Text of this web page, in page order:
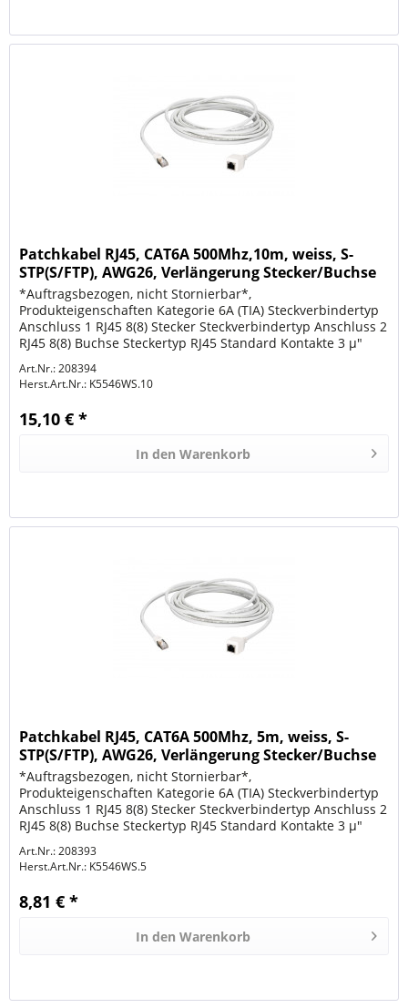
Patchkabel RJ45, CAT6A 500Mhz,10m, weiss, S-
STP(S/FTP), AWG26, Verlängerung Stecker/Buchse
*Auftragsbezogen, nicht Stornierbar*,
Produkteigenschaften Kategorie 6A (TIA) Steckverbindertyp
Anschluss 1 RJ45 8(8) Stecker Steckverbindertyp Anschluss 2
RJ45 8(8) Buchse Steckertyp RJ45 Standard Kontakte 3 µ"
Art.Nr.: 208394
Herst.Art.Nr.: K5546WS.10
15,10 € *
In den Warenkorb
Patchkabel RJ45, CAT6A 500Mhz, 5m, weiss, S-
STP(S/FTP), AWG26, Verlängerung Stecker/Buchse
*Auftragsbezogen, nicht Stornierbar*,
Produkteigenschaften Kategorie 6A (TIA) Steckverbindertyp
Anschluss 1 RJ45 8(8) Stecker Steckverbindertyp Anschluss 2
RJ45 8(8) Buchse Steckertyp RJ45 Standard Kontakte 3 µ"
Art.Nr.: 208393
Herst.Art.Nr.: K5546WS.5
8,81 € *
In den Warenkorb